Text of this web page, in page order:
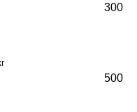
300
500